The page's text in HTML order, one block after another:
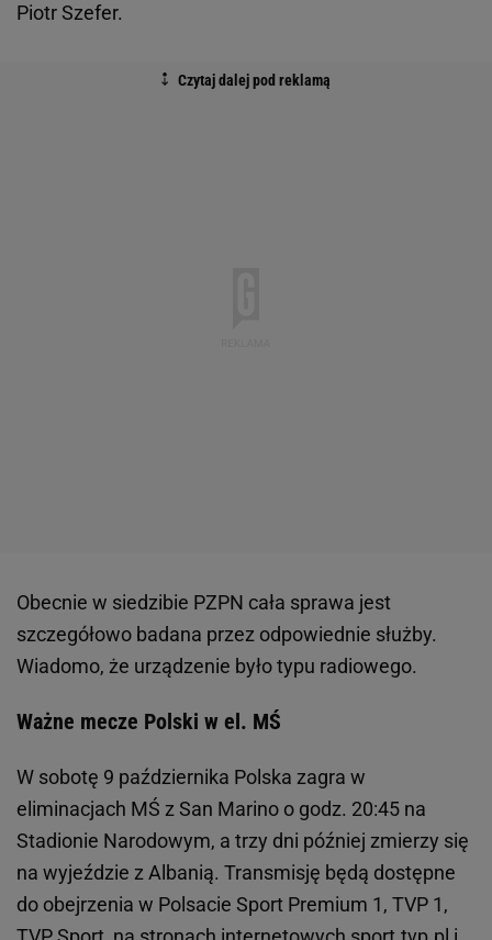
Piotr Szefer.
Obecnie w siedzibie PZPN cała sprawa jest
szczegółowo badana przez odpowiednie służby.
Wiadomo, że urządzenie było typu radiowego.
Ważne mecze Polski w el. MŚ
W sobotę 9 października Polska zagra w
eliminacjach MŚ z San Marino o godz. 20:45 na
Stadionie Narodowym, a trzy dni później zmierzy się
na wyjeździe z Albanią. Transmisję będą dostępne
do obejrzenia w Polsacie Sport Premium 1, TVP 1,